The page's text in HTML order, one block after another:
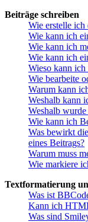
Beiträge schreiben
Wie erstelle ich
Wie kann ich
Wie kann ich
Wie kann ich
Wieso kann
Wie bearbeite
Warum kann
Weshalb kann
Weshalb
Wie kann ich
Was bewirkt
eines Beitrags?
Warum muss
Wie markiere
Textformatierung
Was ist
Kann ich
Was sind